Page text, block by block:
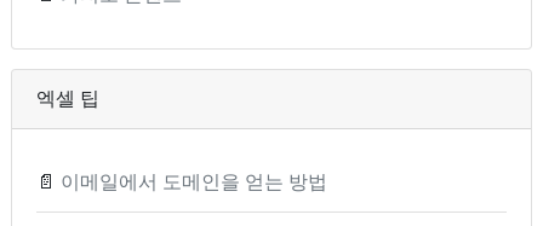
엑셀 팁
📄 이메일에서 도메인을 얻는 방법